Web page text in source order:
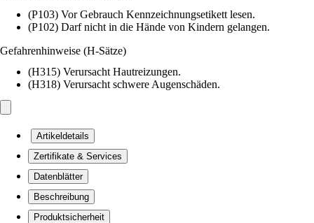
(P103) Vor Gebrauch Kennzeichnungsetikett lesen.
(P102) Darf nicht in die Hände von Kindern gelangen.
Gefahrenhinweise (H-Sätze)
(H315) Verursacht Hautreizungen.
(H318) Verursacht schwere Augenschäden.
Artikeldetails
Zertifikate & Services
Datenblätter
Beschreibung
Produktsicherheit